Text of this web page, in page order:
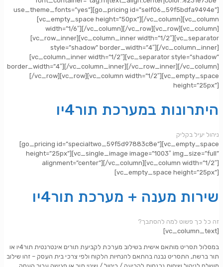
use_theme_fonts=”yes”][go_pricing id=”self06_59f5bdfa9494e”]
[vc_empty_space height=”50px”][/vc_column][vc_column
width=”1/6″][/vc_column][/vc_row][vc_row][vc_column]
[vc_row_inner][vc_column_inner width=”1/2″][vc_separator
style=”shadow” border_width=”4″][/vc_column_inner]
[vc_column_inner width=”1/2″][vc_separator style=”shadow”
border_width=”4″][/vc_column_inner][/vc_row_inner][/vc_column]
[/vc_row][vc_row][vc_column width=”1/2″][vc_empty_space
height=”25px”]
היתרונות במערכת תור4יו
ניהול יעיל בקליק
[go_pricing id=”specialtwo_59f5d97883c8e”][vc_empty_space
height=”25px”][vc_single_image image=”1003″ img_size=”full”
alignment=”center”][/vc_column][vc_column width=”1/2″]
[vc_empty_space height=”25px”]
שירות מענה + מערכת תור4יו
?זה כל כך פשוט למה להסתבך
[vc_column_text]
במסלול תסריט מותאם אישית בשילוב מערכת לקביעת תורים אינטרנטית תור4יו או
תור ברשת, התסריט נבנה בהתאם להנחיות הלקוח ולפי צרכי בית העסק – זהו שילוב